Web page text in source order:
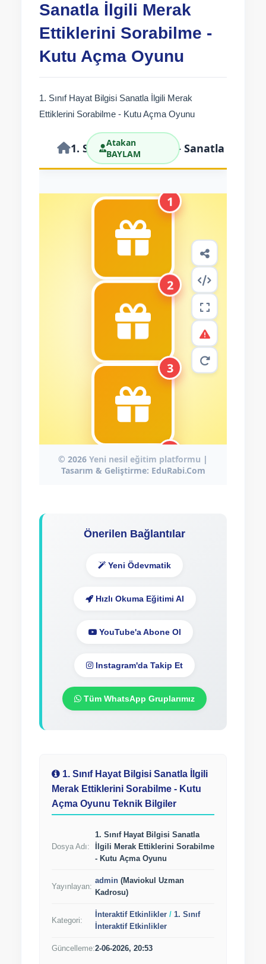
Sanatla İlgili Merak
Ettiklerini Sorabilme -
Kutu Açma Oyunu
1. Sınıf Hayat Bilgisi Sanatla İlgili Merak
Ettiklerini Sorabilme - Kutu Açma Oyunu
Önerilen Bağlantılar
Yeni Ödevmatik
Hızlı Okuma Eğitimi Al
YouTube'a Abone Ol
Instagram'da Takip Et
Tüm WhatsApp Gruplarımız
1. Sınıf Hayat Bilgisi Sanatla İlgili
Merak Ettiklerini Sorabilme - Kutu
Açma Oyunu Teknik Bilgiler
Dosya Adı:
1. Sınıf Hayat Bilgisi Sanatla
İlgili Merak Ettiklerini Sorabilme
- Kutu Açma Oyunu
Yayınlayan:
admin (Maviokul Uzman
Kadrosu)
Kategori:
İnteraktif Etkinlikler / 1. Sınıf
İnteraktif Etkinlikler
Güncelleme:2-06-2026, 20:53